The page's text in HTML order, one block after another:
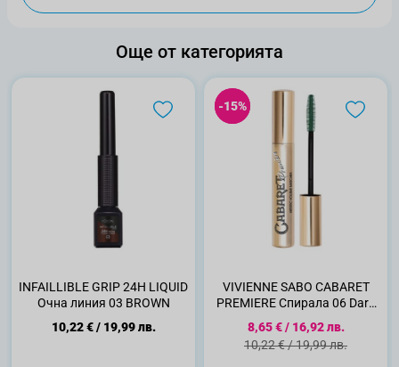
Още от категорията
INFAILLIBLE GRIP 24H LIQUID
Очна линия 03 BROWN
10,22 €/ 19,99 лв.
-15%
-15%
VIVIENNE SABO CABARET
PREMIERE Спирала 06 Dark
Green 9 мл.
Специална цена
8,65 €/ 16,92 лв.
Стандартна цена
10,22 €/19,99 лв.